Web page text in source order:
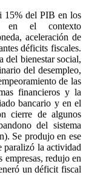
15% del PIB en los
en el contexto
aceleración de
déficits fiscales.
del bienestar social,
del desempleo,
de las
financieros y la
bancario y en el
cierre de algunos
del sistema
Se produjo en ese
paralizó la actividad
redujo en
un déficit fiscal